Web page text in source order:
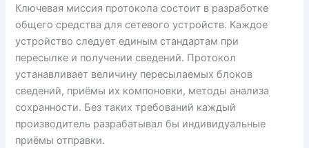
Ключевая миссия протокола состоит в разработке
общего средства для сетевого устройств. Каждое
устройство следует единым стандартам при
пересылке и получении сведений. Протокол
устанавливает величину пересылаемых блоков
сведений, приёмы их компоновки, методы анализа
сохранности. Без таких требований каждый
производитель разрабатывал бы индивидуальные
приёмы отправки.